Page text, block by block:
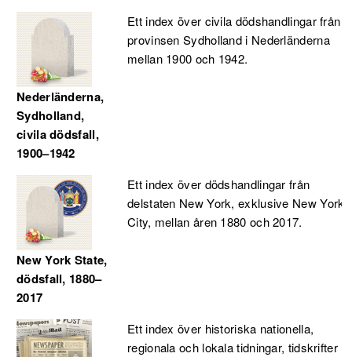
Nederländerna,
Sydholland,
civila dödsfall,
1900–1942
Ett index över civila dödshandlingar från
provinsen Sydholland i Nederländerna
mellan 1900 och 1942.
New York State,
dödsfall, 1880–
2017
Ett index över dödshandlingar från
delstaten New York, exklusive New York
City, mellan åren 1880 och 2017.
Ett index över historiska nationella,
regionala och lokala tidningar, tidskrifter